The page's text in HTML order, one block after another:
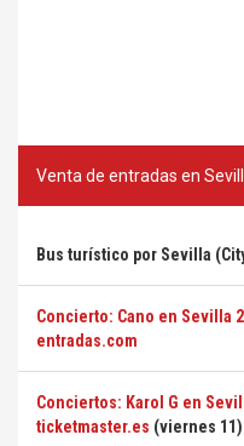
Venta de entradas en
Bus turístico por Sevilla
Concierto: Cano en Sevilla
entradas.com
Conciertos: Karol G en
ticketmaster.es (viernes